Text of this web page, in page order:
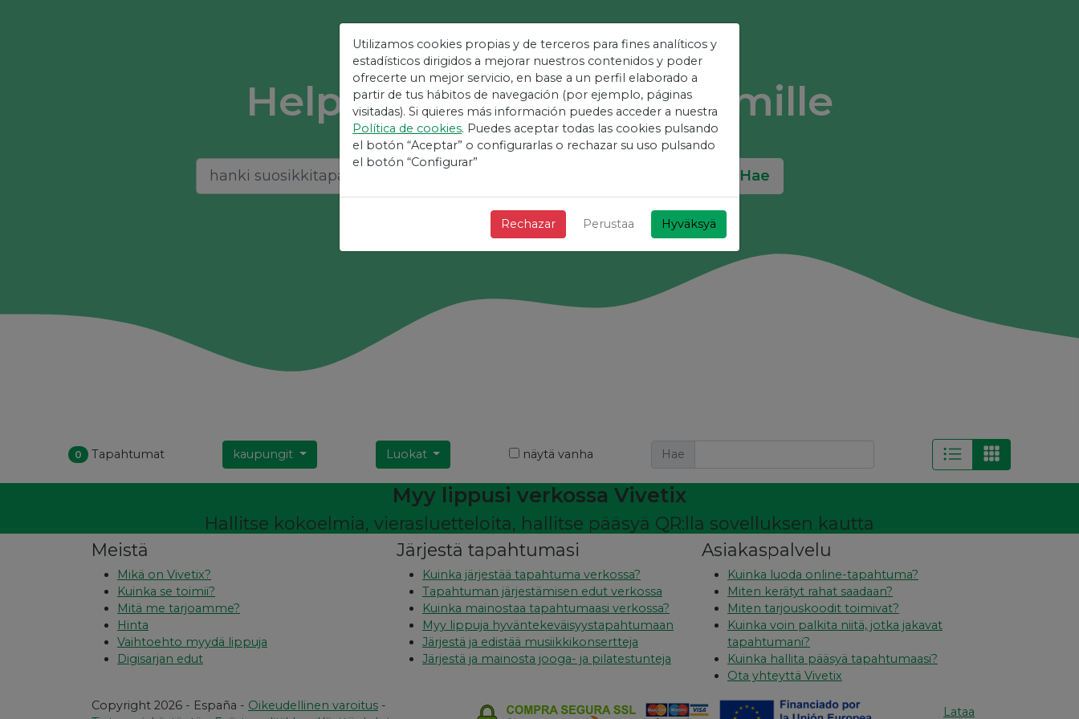
Helpoin Alusta Tapahtumille
+ Nopea + Yksinkertainen ja ilmainen!
Hae
0 Tapahtumat kaupungit Luokat näytä vanha Hae
Myy lippusi verkossa Vivetix
Hallitse kokoelmia, vierasluetteloita, hallitse pääsyä QR:lla sovelluksen kautta
Meistä
Mikä on Vivetix?
Kuinka se toimii?
Mitä me tarjoamme?
Hinta
Vaihtoehto myydä lippuja
Digisarjan edut
Järjestä tapahtumasi
Kuinka järjestää tapahtuma verkossa?
Tapahtuman järjestämisen edut verkossa
Kuinka mainostaa tapahtumaasi verkossa?
Myy lippuja hyväntekeväisyystapahtumaan
Järjestä ja edistää musiikkikonsertteja
Järjestä ja mainosta jooga- ja pilatestunteja
Asiakaspalvelu
Kuinka luoda online-tapahtuma?
Miten kerätyt rahat saadaan?
Miten tarjouskoodit toimivat?
Kuinka voin palkita niitä, jotka jakavat
tapahtumani?
Kuinka hallita pääsyä tapahtumaasi?
Ota yhteyttä Vivetix
Copyright 2026 - España - Oikeudellinen varoitus -
Lataa
Utilizamos cookies propias y de terceros para fines analíticos y
estadísticos dirigidos a mejorar nuestros contenidos y poder
ofrecerte un mejor servicio, en base a un perfil elaborado a
partir de tus hábitos de navegación (por ejemplo, páginas
visitadas). Si quieres más información puedes acceder a nuestra
Política de cookies. Puedes aceptar todas las cookies pulsando
el botón “Aceptar” o configurarlas o rechazar su uso pulsando
el botón “Configurar”
Rechazar Perustaa Hyväksyä